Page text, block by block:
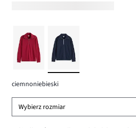
ciemnoniebieski
Wybierz rozmiar